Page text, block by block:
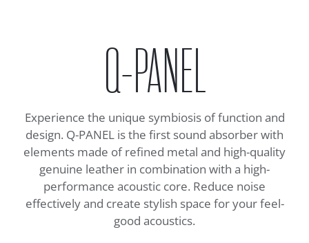
Q-PANEL
Experience the unique symbiosis of function and
design. Q-PANEL is the first sound absorber with
elements made of refined metal and high-quality
genuine leather in combination with a high-
performance acoustic core. Reduce noise
effectively and create stylish space for your feel-
good acoustics.